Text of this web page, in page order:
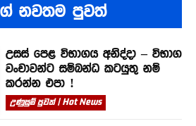
නවතම පුවත්
උසස් පෙළ විභාගය අනිද්දා – විභාග
වංචාවන්ට සම්බන්ධ කටයුතු නම්
කරන්න එපා !
උණුසුම් පුවත් | Hot News